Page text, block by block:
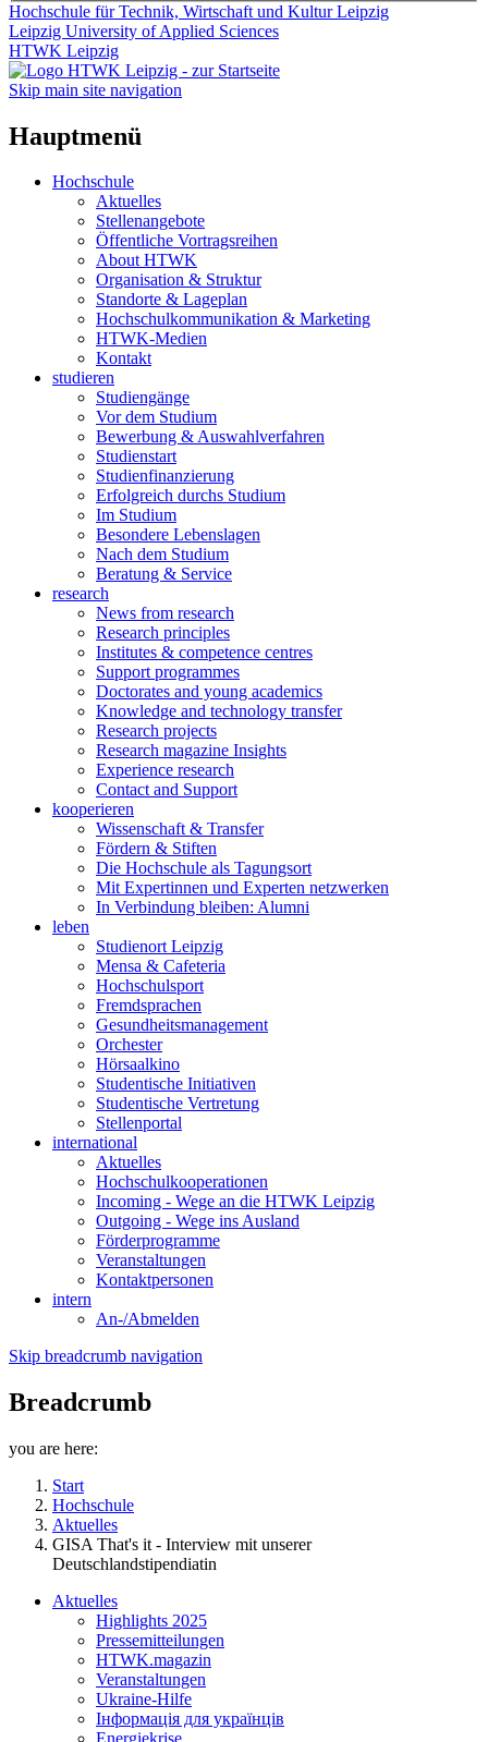
Hochschule für Technik, Wirtschaft und Kultur Leipzig
Leipzig University of Applied Sciences
HTWK Leipzig
Skip main site navigation
Hauptmenü
Hochschule
Aktuelles
Stellenangebote
Öffentliche Vortragsreihen
About HTWK
Organisation & Struktur
Standorte & Lageplan
Hochschulkommunikation & Marketing
HTWK-Medien
Kontakt
studieren
Studiengänge
Vor dem Studium
Bewerbung & Auswahlverfahren
Studienstart
Studienfinanzierung
Erfolgreich durchs Studium
Im Studium
Besondere Lebenslagen
Nach dem Studium
Beratung & Service
research
News from research
Research principles
Institutes & competence centres
Support programmes
Doctorates and young academics
Knowledge and technology transfer
Research projects
Research magazine Insights
Experience research
Contact and Support
kooperieren
Wissenschaft & Transfer
Fördern & Stiften
Die Hochschule als Tagungsort
Mit Expertinnen und Experten netzwerken
In Verbindung bleiben: Alumni
leben
Studienort Leipzig
Mensa & Cafeteria
Hochschulsport
Fremdsprachen
Gesundheitsmanagement
Orchester
Hörsaalkino
Studentische Initiativen
Studentische Vertretung
Stellenportal
international
Aktuelles
Hochschulkooperationen
Incoming - Wege an die HTWK Leipzig
Outgoing - Wege ins Ausland
Förderprogramme
Veranstaltungen
Kontaktpersonen
intern
An-/Abmelden
Skip breadcrumb navigation
Breadcrumb
you are here:
Start
Hochschule
Aktuelles
GISA That's it - Interview mit unserer
Deutschlandstipendiatin
Aktuelles
Highlights 2025
Pressemitteilungen
HTWK.magazin
Veranstaltungen
Ukraine-Hilfe
Інформація для українців